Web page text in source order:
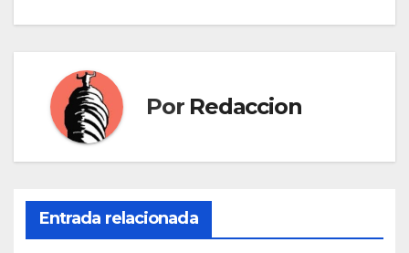
Por Redaccion
Entrada relacionada